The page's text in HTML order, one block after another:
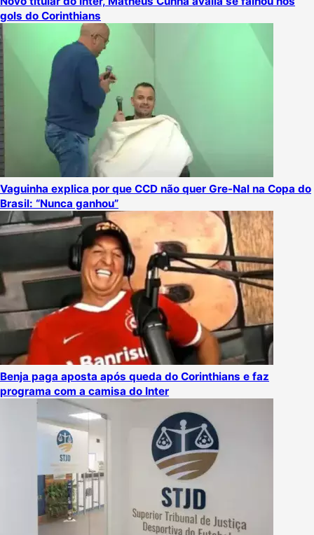
gols do Corinthians
Vaguinha explica por que CCD não quer Gre-Nal na Copa do
Brasil: “Nunca ganhou”
Benja paga aposta após queda do Corinthians e faz
programa com a camisa do Inter